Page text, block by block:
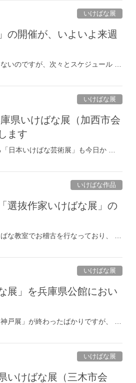
いけばな展
の開催が、いよいよ来週
いのですが、次々とスケジュール …
いけばな展
県いけばな展（加西市会
ます
日本いけばな芸術展」も今日か …
いけばな作品
選抜作家いけばな展」の
な教室でお稽古を行なっており、 …
いけばな展
展」を兵庫県公館におい
戸展」が終わったばかりですが、 …
いけばな展
いけばな展（三木市会